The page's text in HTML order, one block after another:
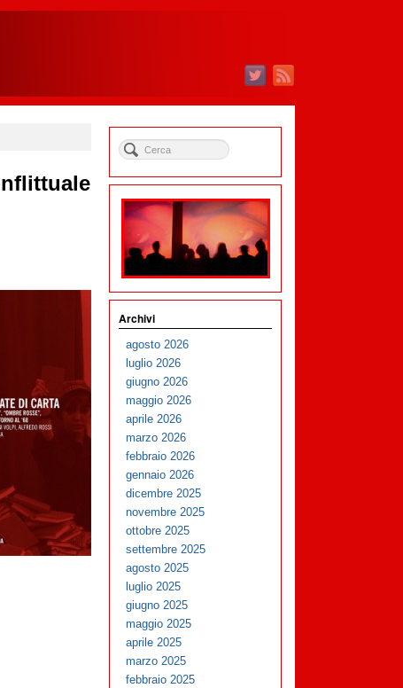
Archivi
agosto 2026
luglio 2026
giugno 2026
maggio 2026
aprile 2026
marzo 2026
febbraio 2026
gennaio 2026
dicembre 2025
novembre 2025
ottobre 2025
settembre 2025
agosto 2025
luglio 2025
giugno 2025
maggio 2025
aprile 2025
marzo 2025
febbraio 2025